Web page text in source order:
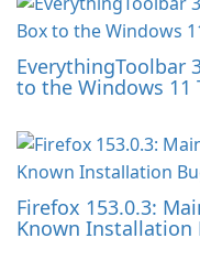
EverythingToolbar
to the Windows 11
Firefox 153.0.3:
Known Installation